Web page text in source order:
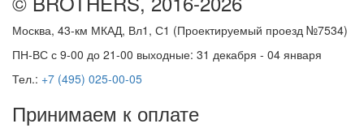
Москва, 43-км МКАД, Вл1, С1 (Проектируемый проезд №7534)
ПН-ВС с 9-00 до 21-00 выходные: 31 декабря - 04 января
Тел.: +7 (495) 025-00-05
Принимаем к оплате